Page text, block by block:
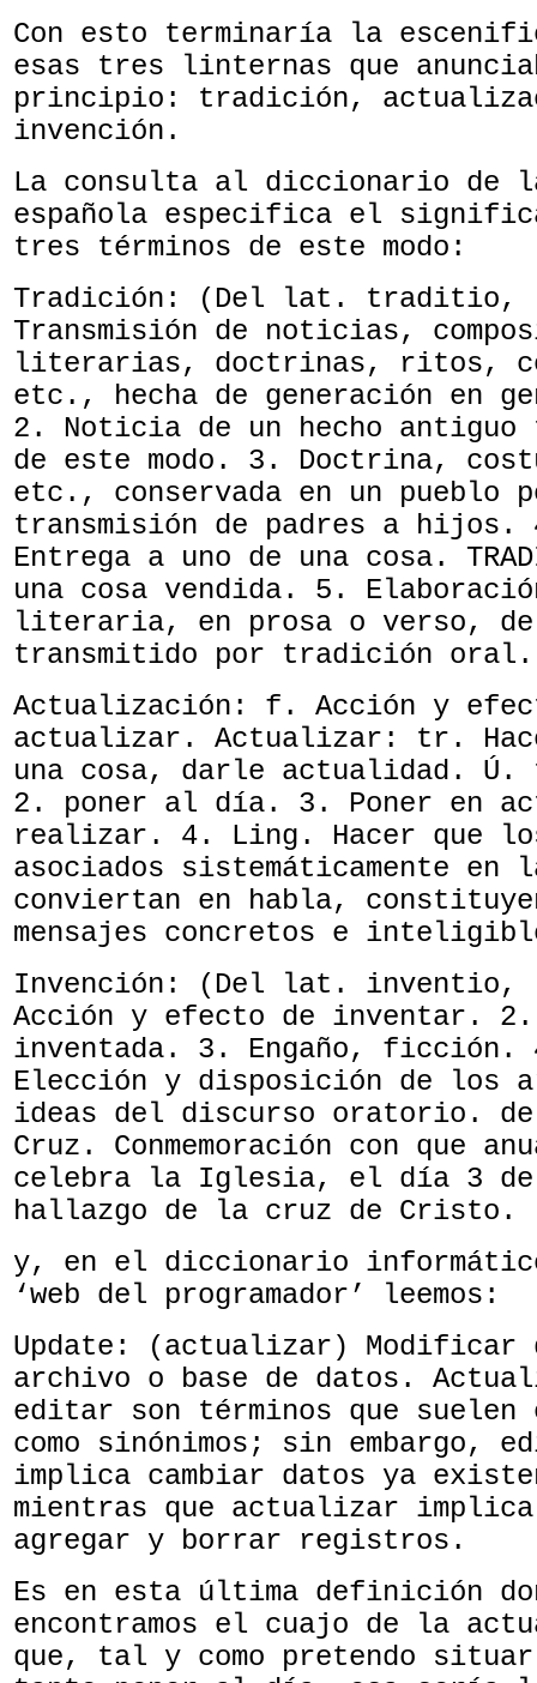
Con esto terminaría la
esas tres linternas que
principio: tradición,
invención.
La consulta al diccionario de
española especifica el
tres términos de este modo:
Tradición: (Del lat.
Transmisión de noticias,
literarias, doctrinas, ritos,
etc., hecha de generación en
2. Noticia de un hecho antiguo
de este modo. 3. Doctrina,
etc., conservada en un pueblo
transmisión de padres a hijos.
Entrega a uno de una cosa.
una cosa vendida. 5.
literaria, en prosa o verso, de
transmitido por tradición oral.
Actualización: f. Acción y
actualizar. Actualizar: tr.
una cosa, darle actualidad.
2. poner al día. 3. Poner en
realizar. 4. Ling. Hacer que
asociados sistemáticamente en
conviertan en habla,
mensajes concretos e
Invención: (Del lat.
Acción y efecto de inventar. 2.
inventada. 3. Engaño, ficción.
Elección y disposición de los
ideas del discurso oratorio.
Cruz. Conmemoración con que
celebra la Iglesia, el día 3 de
hallazgo de la cruz de Cristo.
y, en el diccionario
‘web del programador’ leemos:
Update: (actualizar) Modificar
archivo o base de datos.
editar son términos que suelen
como sinónimos; sin embargo,
implica cambiar datos ya
mientras que actualizar implica
agregar y borrar registros.
Es en esta última definición
encontramos el cuajo de la
que, tal y como pretendo